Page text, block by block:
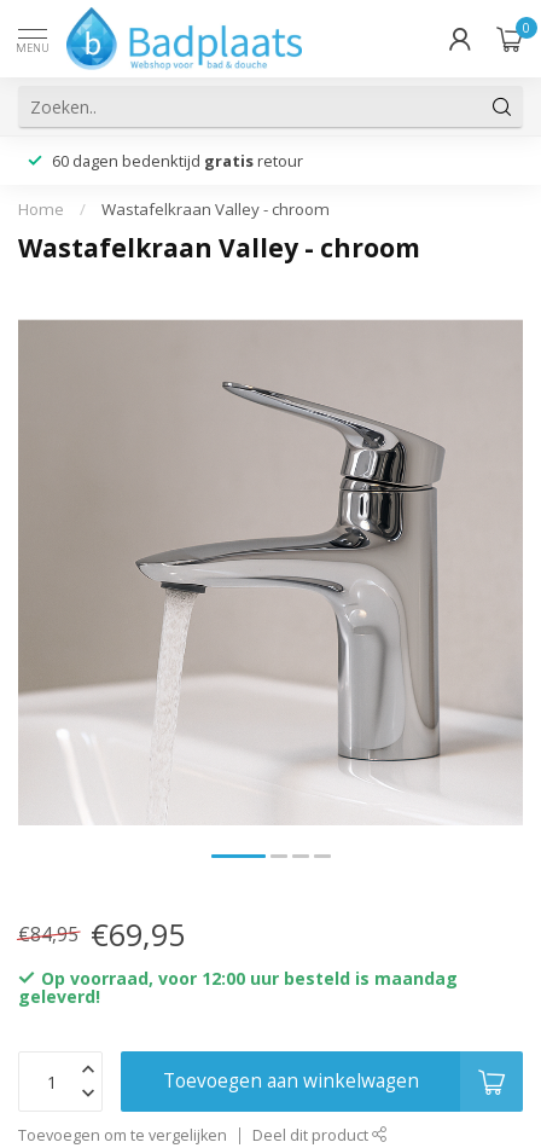
MENU
0
60 dagen bedenktijd gratis retour
Home / Wastafelkraan Valley - chroom
Wastafelkraan Valley - chroom
€84,95 €69,95
Op voorraad, voor 12:00 uur besteld is maandag
geleverd!
Toevoegen aan winkelwagen
Toevoegen om te vergelijken Deel dit product